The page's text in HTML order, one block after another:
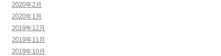
2020年2月
2020年1月
2019年12月
2019年11月
2019年10月